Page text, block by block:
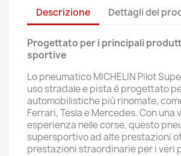
Descrizione Dettagli del
Progettato per i principali
sportive
Lo pneumatico MICHELIN Pilot
uso stradale e pista è progettato
automobilistiche più rinomate,
Ferrari, Tesla e Mercedes. Con una
esperienza nelle corse, questo
supersportivo ad alte prestazioni
prestazioni straordinarie per i veri